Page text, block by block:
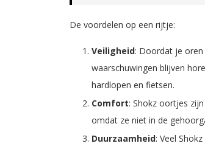
De voordelen op een rijtje:
Veiligheid: Doordat je
waarschuwingen blijven
hardlopen en fietsen.
Comfort: Shokz oortjes
omdat ze niet in de
Duurzaamheid: Veel